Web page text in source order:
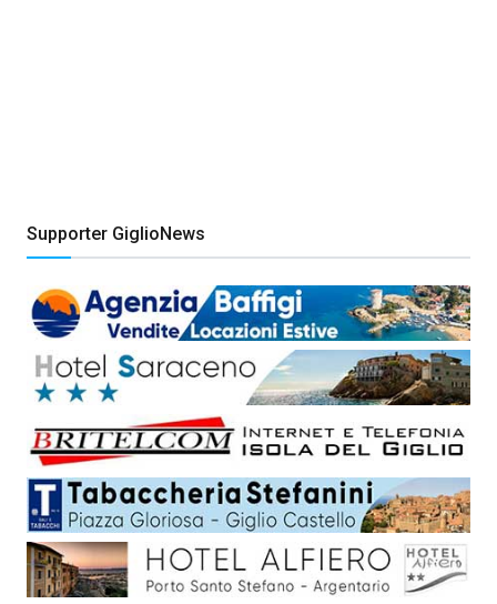
Supporter GiglioNews